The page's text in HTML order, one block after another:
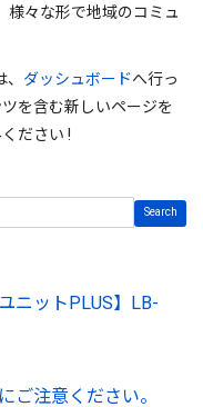
様々な形で地域のコミュ
ダッシュボードへ行っ
を含む新しいページを
ださい !
ニットPLUS】LB-
ご注意ください。